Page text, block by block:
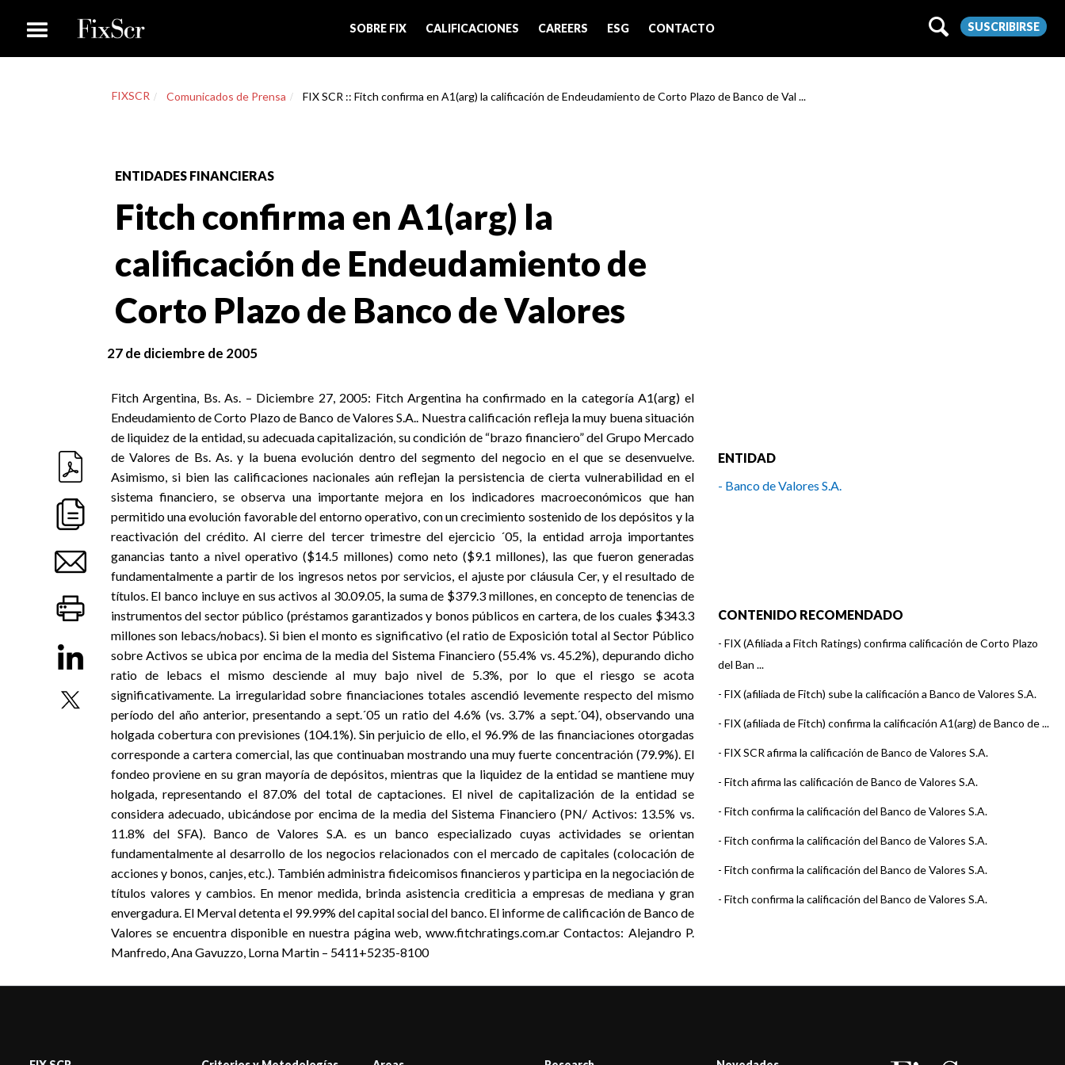
SOBRE FIX CALIFICACIONES CAREERS ESG CONTACTO SUSCRIBIRSE
FIXSCR Comunicados de Prensa FIX SCR :: Fitch confirma en A1(arg) la calificación de Endeudamiento de Corto Plazo de Banco de Val ...
ENTIDADES FINANCIERAS
Fitch confirma en A1(arg) la
calificación de Endeudamiento de
Corto Plazo de Banco de Valores
27 de diciembre de 2005
Fitch Argentina, Bs. As. – Diciembre 27, 2005: Fitch Argentina ha confirmado en la categoría A1(arg) el
Endeudamiento de Corto Plazo de Banco de Valores S.A.. Nuestra calificación refleja la muy buena situación
de liquidez de la entidad, su adecuada capitalización, su condición de “brazo financiero” del Grupo Mercado
de Valores de Bs. As. y la buena evolución dentro del segmento del negocio en el que se desenvuelve.
Asimismo, si bien las calificaciones nacionales aún reflejan la persistencia de cierta vulnerabilidad en el
sistema financiero, se observa una importante mejora en los indicadores macroeconómicos que han
permitido una evolución favorable del entorno operativo, con un crecimiento sostenido de los depósitos y la
reactivación del crédito. Al cierre del tercer trimestre del ejercicio ´05, la entidad arroja importantes
ganancias tanto a nivel operativo ($14.5 millones) como neto ($9.1 millones), las que fueron generadas
fundamentalmente a partir de los ingresos netos por servicios, el ajuste por cláusula Cer, y el resultado de
títulos. El banco incluye en sus activos al 30.09.05, la suma de $379.3 millones, en concepto de tenencias de
instrumentos del sector público (préstamos garantizados y bonos públicos en cartera, de los cuales $343.3
millones son lebacs/nobacs). Si bien el monto es significativo (el ratio de Exposición total al Sector Público
sobre Activos se ubica por encima de la media del Sistema Financiero (55.4% vs. 45.2%), depurando dicho
ratio de lebacs el mismo desciende al muy bajo nivel de 5.3%, por lo que el riesgo se acota
significativamente. La irregularidad sobre financiaciones totales ascendió levemente respecto del mismo
período del año anterior, presentando a sept.´05 un ratio del 4.6% (vs. 3.7% a sept.´04), observando una
holgada cobertura con previsiones (104.1%). Sin perjuicio de ello, el 96.9% de las financiaciones otorgadas
corresponde a cartera comercial, las que continuaban mostrando una muy fuerte concentración (79.9%). El
fondeo proviene en su gran mayoría de depósitos, mientras que la liquidez de la entidad se mantiene muy
holgada, representando el 87.0% del total de captaciones. El nivel de capitalización de la entidad se
considera adecuado, ubicándose por encima de la media del Sistema Financiero (PN/ Activos: 13.5% vs.
11.8% del SFA). Banco de Valores S.A. es un banco especializado cuyas actividades se orientan
fundamentalmente al desarrollo de los negocios relacionados con el mercado de capitales (colocación de
acciones y bonos, canjes, etc.). También administra fideicomisos financieros y participa en la negociación de
títulos valores y cambios. En menor medida, brinda asistencia crediticia a empresas de mediana y gran
envergadura. El Merval detenta el 99.99% del capital social del banco. El informe de calificación de Banco de
Valores se encuentra disponible en nuestra página web, www.fitchratings.com.ar Contactos: Alejandro P.
Manfredo, Ana Gavuzzo, Lorna Martin – 5411+5235-8100
ENTIDAD
- Banco de Valores S.A.
CONTENIDO RECOMENDADO
- FIX (Afiliada a Fitch Ratings) confirma calificación de Corto Plazo
del Ban ...
- FIX (afiliada de Fitch) sube la calificación a Banco de Valores S.A.
- FIX (afiliada de Fitch) confirma la calificación A1(arg) de Banco de ...
- FIX SCR afirma la calificación de Banco de Valores S.A.
- Fitch afirma las calificación de Banco de Valores S.A.
- Fitch confirma la calificación del Banco de Valores S.A.
- Fitch confirma la calificación del Banco de Valores S.A.
- Fitch confirma la calificación del Banco de Valores S.A.
- Fitch confirma la calificación del Banco de Valores S.A.
-Fitch confirma la calificación del Banco de Valores S.A.